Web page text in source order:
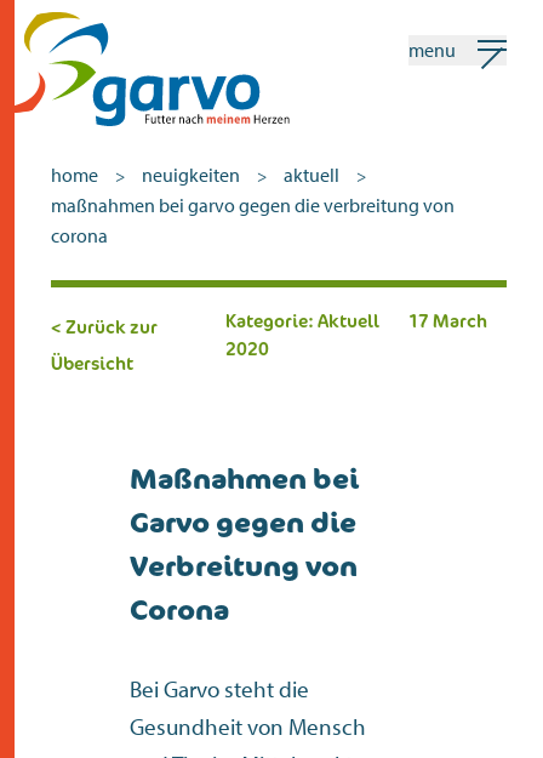
Suchen
das herz
neuigkeiten
kontakt
menu
home > neuigkeiten > aktuell >
maßnahmen bei garvo gegen die verbreitung von
corona
< Zurück zur
Übersicht
Kategorie: Aktuell
17 March
2020
Maßnahmen bei
Garvo gegen die
Verbreitung von
Corona
Bei Garvo steht die
Gesundheit von Mensch